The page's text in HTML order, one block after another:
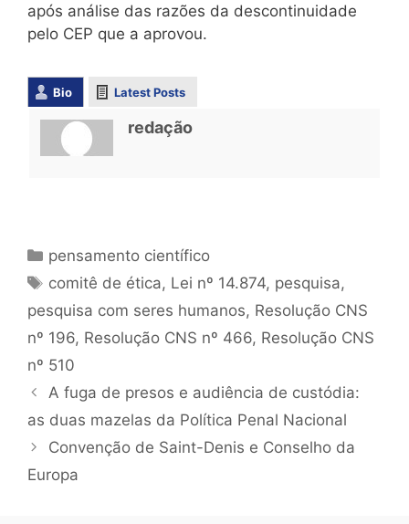
após análise das razões da descontinuidade
pelo CEP que a aprovou.
Bio Latest Posts
redação
pensamento científico
comitê de ética, Lei nº 14.874, pesquisa,
pesquisa com seres humanos, Resolução CNS
nº 196, Resolução CNS nº 466, Resolução CNS
nº 510
A fuga de presos e audiência de custódia:
as duas mazelas da Política Penal Nacional
Convenção de Saint-Denis e Conselho da
Europa